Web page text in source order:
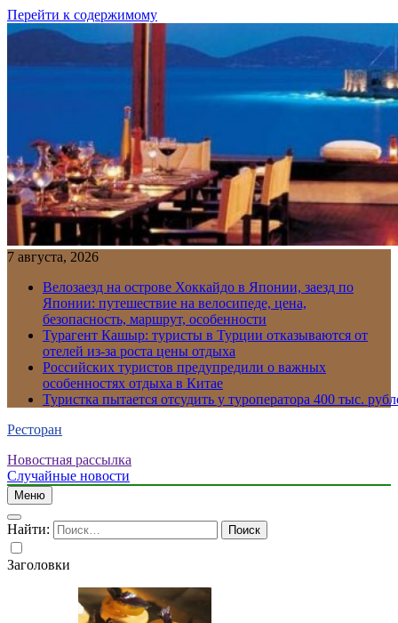
Перейти к содержимому
7 августа, 2026
Велозаезд на острове Хоккайдо в Японии, заезд по
Японии: путешествие на велосипеде, цена,
безопасность, маршрут, особенности
Турагент Кашыр: туристы в Турции отказываются от
отелей из-за роста цены отдыха
Российских туристов предупредили о важных
особенностях отдыха в Китае
Туристка пытается отсудить у туроператора 400 тыс.
Ресторан
Новостная рассылка
Случайные новости
Меню
Найти:
Заголовки